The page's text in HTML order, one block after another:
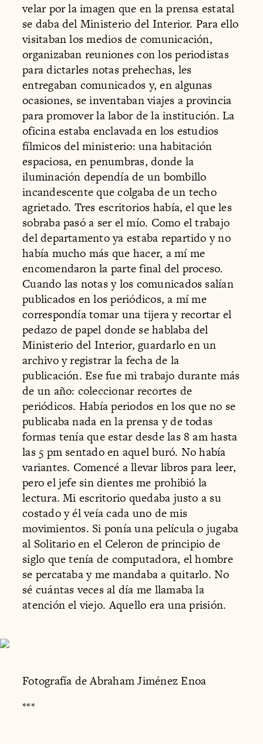
velar por la imagen que en la prensa estatal
se daba del Ministerio del Interior. Para ello
visitaban los medios de comunicación,
organizaban reuniones con los periodistas
para dictarles notas prehechas, les
entregaban comunicados y, en algunas
ocasiones, se inventaban viajes a provincia
para promover la labor de la institución. La
oficina estaba enclavada en los estudios
fílmicos del ministerio: una habitación
espaciosa, en penumbras, donde la
iluminación dependía de un bombillo
incandescente que colgaba de un techo
agrietado. Tres escritorios había, el que les
sobraba pasó a ser el mío. Como el trabajo
del departamento ya estaba repartido y no
había mucho más que hacer, a mí me
encomendaron la parte final del proceso.
Cuando las notas y los comunicados salían
publicados en los periódicos, a mí me
correspondía tomar una tijera y recortar el
pedazo de papel donde se hablaba del
Ministerio del Interior, guardarlo en un
archivo y registrar la fecha de la
publicación. Ese fue mi trabajo durante más
de un año: coleccionar recortes de
periódicos. Había periodos en los que no se
publicaba nada en la prensa y de todas
formas tenía que estar desde las 8 am hasta
las 5 pm sentado en aquel buró. No había
variantes. Comencé a llevar libros para leer,
pero el jefe sin dientes me prohibió la
lectura. Mi escritorio quedaba justo a su
costado y él veía cada uno de mis
movimientos. Si ponía una película o jugaba
al Solitario en el Celeron de principio de
siglo que tenía de computadora, el hombre
se percataba y me mandaba a quitarlo. No
sé cuántas veces al día me llamaba la
atención el viejo. Aquello era una prisión.
Fotografía de Abraham Jiménez Enoa
***